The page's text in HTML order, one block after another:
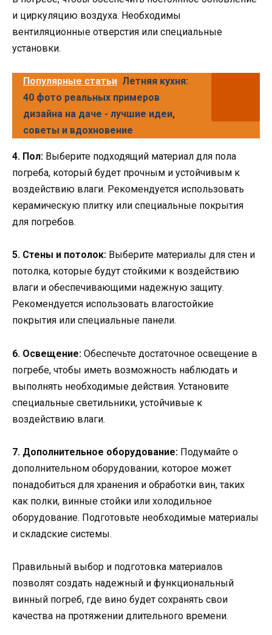
и циркуляцию воздуха. Необходимы
вентиляционные отверстия или специальные
установки.
Популярные статьи Летняя кухня:
40 фото реальных примеров
дизайна на даче - лучшие идеи,
советы и вдохновение
4. Пол: Выберите подходящий материал для пола
погреба, который будет прочным и устойчивым к
воздействию влаги. Рекомендуется использовать
керамическую плитку или специальные покрытия
для погребов.
5. Стены и потолок: Выберите материалы для стен и
потолка, которые будут стойкими к воздействию
влаги и обеспечивающими надежную защиту.
Рекомендуется использовать влагостойкие
покрытия или специальные панели.
6. Освещение: Обеспечьте достаточное освещение в
погребе, чтобы иметь возможность наблюдать и
выполнять необходимые действия. Установите
специальные светильники, устойчивые к
воздействию влаги.
7. Дополнительное оборудование: Подумайте о
дополнительном оборудовании, которое может
понадобиться для хранения и обработки вин, таких
как полки, винные стойки или холодильное
оборудование. Подготовьте необходимые материалы
и складские системы.
Правильный выбор и подготовка материалов
позволят создать надежный и функциональный
винный погреб, где вино будет сохранять свои
качества на протяжении длительного времени.